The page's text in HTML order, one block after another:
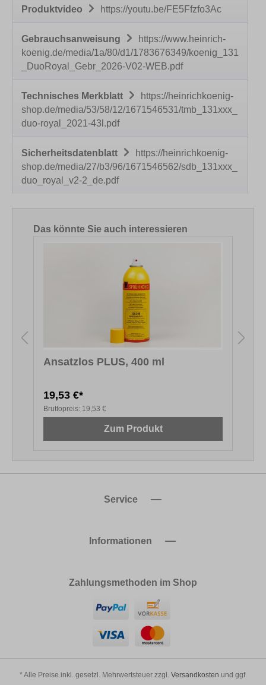
Produktvideo https://youtu.be/FE5Ffzfo3Ac
Gebrauchsanweisung
https://www.heinrich-
koenig.de/media/1a/80/d1/1783676349/koenig_131
_DuoRoyal_Gebr_2026-V02-WEB.pdf
Technisches Merkblatt
https://heinrichkoenig-
shop.de/media/53/58/12/1671546531/tmb_131xxx_
duo-royal_2021-43l.pdf
Sicherheitsdatenblatt
https://heinrichkoenig-
shop.de/media/27/b3/96/1671546562/sdb_131xxx_
duo_royal_v2-2_de.pdf
Produktgalerie überspringen
Das könnte Sie auch interessieren
Ansatzlos PLUS, 400 ml
19,53 €*
Bruttopreis: 19,53 €
Zum Produkt
Service
Informationen
Zahlungsmethoden im Shop
* Alle Preise inkl. gesetzl. Mehrwertsteuer zzgl. Versandkosten und ggf.